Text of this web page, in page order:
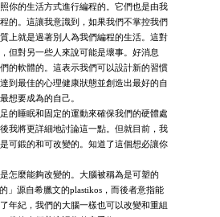
你的生活方式進行編程的。它們也是由我
的。這讓我意識到，如果我們不掌控我們
上就是過著別人為我們編程的生活。這對
但對另一些人來說可能是壞事。好消息
的軟體的。這表示我們可以設計新的習慣
到最佳的心理健康狀態並創造出最好的自
想要成為的自己。
睡眠和固定的運動來確保我們的硬體處
我將更詳細地討論這一點。但就目前，我
可鍛的和可改變的。知道了這個想必讓你
麼能夠改變的。大腦被稱為是可塑的
」源自希臘文的plastikos，而後者意指能
年紀，我們的大腦一樣也可以改變和重組